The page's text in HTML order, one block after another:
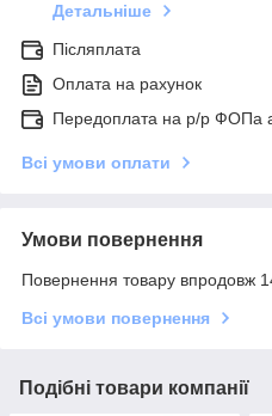
Детальніше
Післяплата
Оплата на рахунок
Передоплата на р/р ФОПа
Всі умови оплати
Умови повернення
Повернення товару впродовж
Всі умови повернення
Подібні товари компанії